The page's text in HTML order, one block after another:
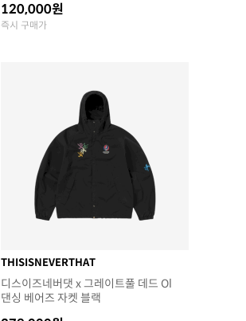
120,000원
즉시 구매가
THISISNEVERTHAT
디스이즈네버댓 x 그레이트풀 데드 Ol
댄싱 베어즈 자켓 블랙